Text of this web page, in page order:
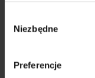
zgody
Niezbędne
Preferencje
klientów do